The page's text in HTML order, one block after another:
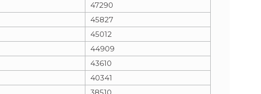
47290
45827
45012
44909
43610
40341